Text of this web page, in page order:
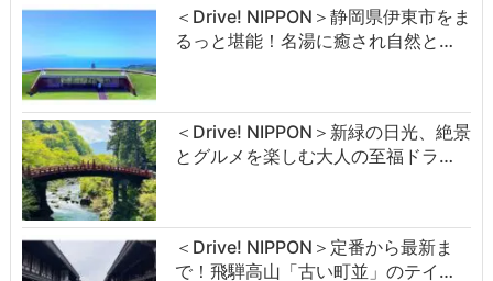
＜Drive! NIPPON＞静岡県伊東市をま
るっと堪能！名湯に癒され自然と…
＜Drive! NIPPON＞新緑の日光、絶景
とグルメを楽しむ大人の至福ドラ…
＜Drive! NIPPON＞定番から最新ま
で！飛騨高山「古い町並」のテイ…